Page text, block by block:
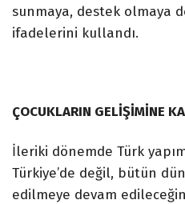
sunmaya, destek olmaya
ifadelerini kullandı.
ÇOCUKLARIN GELİŞİMİNE
İleriki dönemde Türk
Türkiye’de değil, bütün
edilmeye devam